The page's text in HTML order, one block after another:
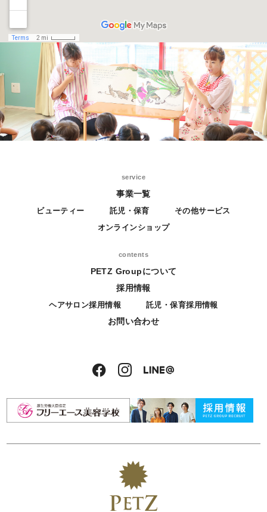
service
事業一覧
ビューティー 託児・保育
その他サービス
オンラインショップ
contents
PETZ Groupについて
採用情報
ヘアサロン採用情報 託児・保育採用情報
お問い合わせ